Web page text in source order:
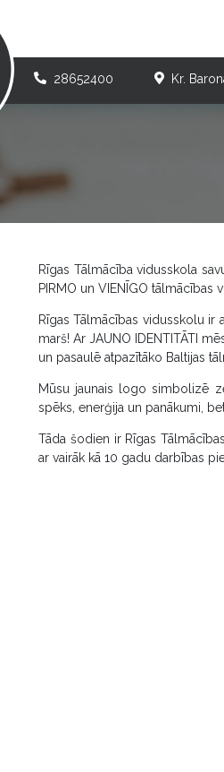
28652400 Kr.
Rīgas Tālmācība vidusskola
PIRMO un VIENĪGO tālmācības
Rīgas Tālmācības vidusskolu ir
marš! Ar JAUNO IDENTITĀTI
un pasaulē atpazītāko Baltijas
Mūsu jaunais logo simbolizē
spēks, enerģija un panākumi,
Tāda šodien ir Rīgas
ar vairāk kā 10 gadu darbības